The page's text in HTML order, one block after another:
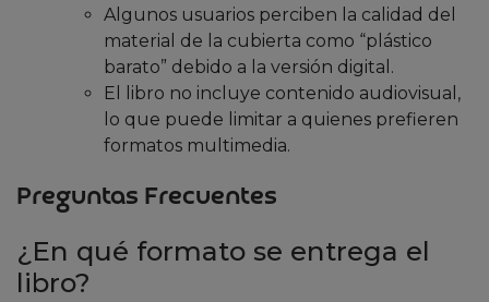
Algunos usuarios perciben la calidad del
material de la cubierta como “plástico
barato” debido a la versión digital.
El libro no incluye contenido audiovisual,
lo que puede limitar a quienes prefieren
formatos multimedia.
Preguntas Frecuentes
¿En qué formato se entrega el
libro?